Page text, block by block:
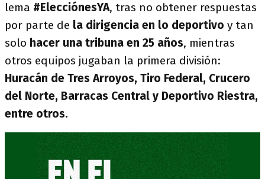
lema #ElecciónesYA, tras no obtener respuestas
por parte de la dirigencia en lo deportivo y tan
solo hacer una tribuna en 25 años, mientras
otros equipos jugaban la primera división:
Huracán de Tres Arroyos, Tiro Federal, Crucero
del Norte, Barracas Central y Deportivo Riestra,
entre otros.